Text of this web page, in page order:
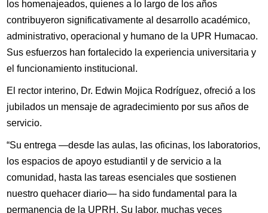
los homenajeados, quienes a lo largo de los años
contribuyeron significativamente al desarrollo académico,
administrativo, operacional y humano de la UPR Humacao.
Sus esfuerzos han fortalecido la experiencia universitaria y
el funcionamiento institucional.
El rector interino, Dr. Edwin Mojica Rodríguez, ofreció a los
jubilados un mensaje de agradecimiento por sus años de
servicio.
“Su entrega —desde las aulas, las oficinas, los laboratorios,
los espacios de apoyo estudiantil y de servicio a la
comunidad, hasta las tareas esenciales que sostienen
nuestro quehacer diario— ha sido fundamental para la
permanencia de la UPRH. Su labor, muchas veces